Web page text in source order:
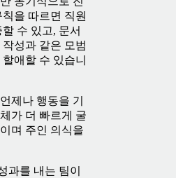
을 따르면 직원
수 있고, 문서
성과 같은 모범
애할 수 있습니
제나 행동을 기
가 더 빠르게 굴
며 주인 의식을
과를 내는 팀이